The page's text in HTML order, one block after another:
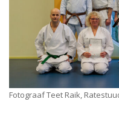
Fotograaf Teet Raik,